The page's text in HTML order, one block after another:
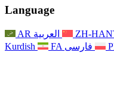
ਪਰਿਵਾਰਕ ਫੀਡਬੈਕ
ਨਿਊਜ਼ਲੈਟਰ
ਬਾਹਰ ਕੱਡਣਾ
ਪਰਿਵਾਰਾਂ ਲਈ
ਪਰਿਵਾਰਾਂ ਲਈ ਅੱਪਡੇਟ
ਘਟਨਾਵਾਂ
For Staff
ਸਟਾਫ ਲਈ ਸਹਾਇਤਾ
For Families
ਪਰਿਵਾਰਾਂ ਲਈ ਅੱਪਡੇਟ
ਘਟਨਾਵਾਂ
ਸੁਤੰਤਰ ਸਮੀਖਿਆ ਦੀ
ਸੁਤੰਤਰ ਸਮੀਖਿਆ ਦੀ
For Families
ਅੱਪਡੇਟ
Nottingham
ਪਰਿਵਾਰਕ
ਮਾਨਸਿਕ ਸਿਹਤ ਸੰਕਟ
ਖੇਤਰੀ ਸੇਵਾਵਾਂ ਨੌਟਿੰਘਮ
National
Language
AR العربية ZH-
Kurdish
FA فارسی